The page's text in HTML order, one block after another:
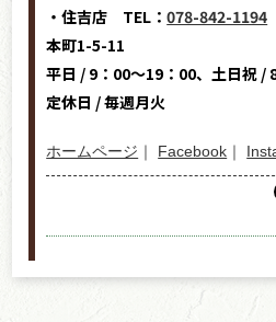
・住吉店 TEL：078-842-1194
本町1-5-11
平日 / 9：00～19：00、土日祝 /
定休日 / 毎週月火
ホームページ ｜ Facebook ｜